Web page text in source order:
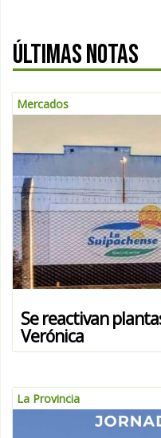
ÚLTIMAS NOTAS
Mercados
Se reactivan
Verónica
La Provincia